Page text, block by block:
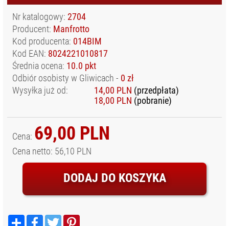
Nr katalogowy: 2704
Producent: Manfrotto
Kod producenta: 014BIM
Kod EAN: 8024221010817
Średnia ocena: 10.0 pkt
Odbiór osobisty w Gliwicach - 0 zł
Wysyłka już od:
14,00 PLN (przedpłata)
18,00 PLN (pobranie)
Cena: 69,00 PLN
Cena netto: 56,10 PLN
DODAJ DO KOSZYKA
PodzielFacebook
Twitter
ODZIEŻ
FOTOGRAFA I
FILMOWCA
OSŁONY
WODOODPORNE
SPRZĘT AUDIO
SPRZĘT I
AKCESORIA VR
OPTYCZNY I
OBSERWACYJNY
STATYWY
STATYWY I